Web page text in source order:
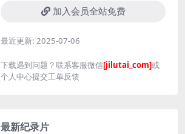
加入会员全站免费
最近更新: 2025-07-06
下载遇到问题？联系客服微信[jilutai_com]或
个人中心提交工单反馈
最新纪录片